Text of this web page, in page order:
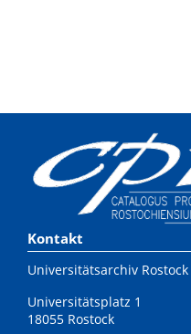
Kontakt
Universitätsarchiv Rostock
Universitätsplatz 1
18055 Rostock